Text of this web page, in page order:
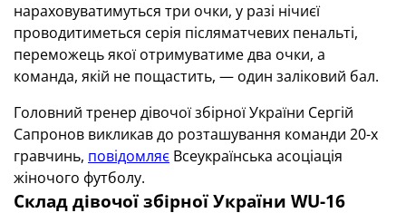
нараховуватимуться три очки, у разі нічиєї
проводитиметься серія післяматчевих пенальті,
переможець якої отримуватиме два очки, а
команда, якій не пощастить, — один заліковий бал.
Головний тренер дівочої збірної України Сергій
Сапронов викликав до розташування команди 20-х
гравчинь, повідомляє Всеукраїнська асоціація
жіночого футболу.
Склад дівочої збірної України WU-16